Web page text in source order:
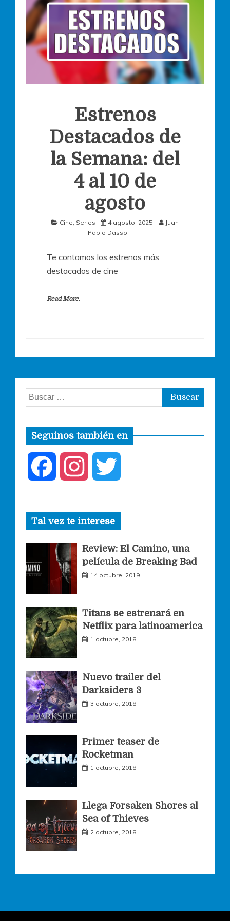
Estrenos
Destacados de
la Semana: del
4 al 10 de
agosto
Cine Series 4 agosto, 2025
Juan
Pablo Dasso
Te contamos los estrenos más
destacados de cine
Read More.
Buscar:
Seguinos también en
c
e
b
o
o
s
t
a
g
m
i
t
t
r
Tal vez te interese
Review: El Camino, una
película de Breaking Bad
14 octubre, 2019
Titans se estrenará en
Netflix para latinoamerica
1 octubre, 2018
Nuevo trailer del
Darksiders 3
3 octubre, 2018
Primer teaser de
Rocketman
1 octubre, 2018
Llega Forsaken Shores al
Sea of Thieves
2 octubre, 2018